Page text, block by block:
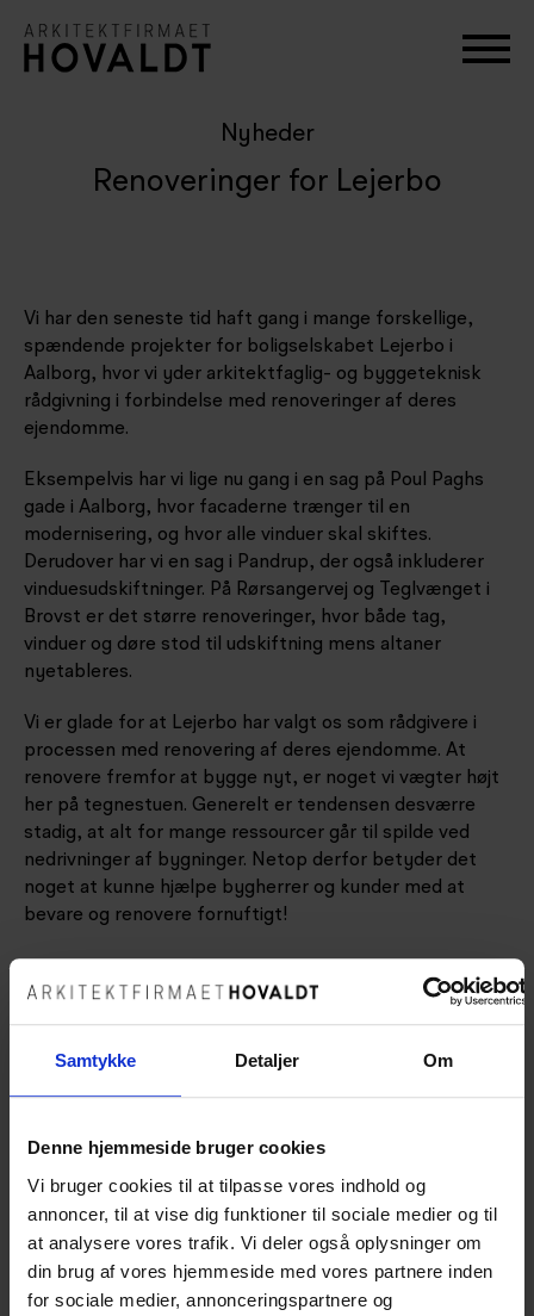
Samtykke Detaljer Om
Denne hjemmeside bruger cookies
Vi bruger cookies til at tilpasse vores indhold og
annoncer, til at vise dig funktioner til sociale medier og til
at analysere vores trafik. Vi deler også oplysninger om
din brug af vores hjemmeside med vores partnere inden
for sociale medier, annonceringspartnere og
Nyheder
Renoveringer for Lejerbo
Vi har den seneste tid haft gang i mange forskellige,
spændende projekter for boligselskabet Lejerbo i
Aalborg, hvor vi yder arkitektfaglig- og byggeteknisk
rådgivning i forbindelse med renoveringer af deres
ejendomme.
Eksempelvis har vi lige nu gang i en sag på Poul Paghs
gade i Aalborg, hvor facaderne trænger til en
modernisering, og hvor alle vinduer skal skiftes.
Derudover har vi en sag i Pandrup, der også inkluderer
vinduesudskiftninger. På Rørsangervej og Teglvænget i
Brovst er det større renoveringer, hvor både tag,
vinduer og døre stod til udskiftning mens altaner
nyetableres.
Vi er glade for at Lejerbo har valgt os som rådgivere i
processen med renovering af deres ejendomme. At
renovere fremfor at bygge nyt, er noget vi vægter højt
her på tegnestuen. Generelt er tendensen desværre
stadig, at alt for mange ressourcer går til spilde ved
nedrivninger af bygninger. Netop derfor betyder det
noget at kunne hjælpe bygherrer og kunder med at
bevare og renovere fornuftigt!